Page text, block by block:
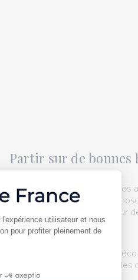
Consentement
utilisateur et nous
pour profiter pleinement de
Partir sur de bonnes
Avant de vous prodiguer
vos pièces, nous vous
réussi. Ainsi, vous partirez
à votre intérieur.
En effet, pour réussir sa
points essentiels : le choix des